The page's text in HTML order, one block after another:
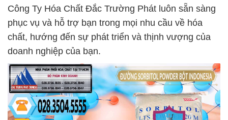
Công Ty Hóa Chất Đắc Trường Phát luôn sẵn sàng
phục vụ và hỗ trợ bạn trong mọi nhu cầu về hóa
chất, hướng đến sự phát triển và thịnh vượng của
doanh nghiệp của bạn.